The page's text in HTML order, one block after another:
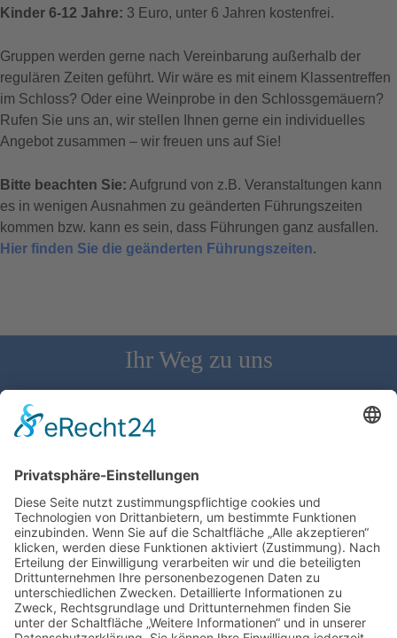
Kinder 6-12 Jahre: 3 Euro, unter 6 Jahren kostenfrei.
Gruppen werden gerne nach Vereinbarung außerhalb der
regulären Zeiten geführt. Wir wäre es mit einem Klassentreffen
im Schloss? Oder eine Weinprobe in den Schlossgemäuern?
Rufen Sie uns an, wir stellen Ihnen gerne ein individuelles
Angebot zusammen – wir freuen uns auf Sie!
Bitte beachten Sie: Aufgrund von z.B. Veranstaltungen kann
es in wenigen Ausnahmen zu geänderten Führungszeiten
kommen bzw. kann es sein, dass Führungen ganz ausfallen.
Hier finden Sie die geänderten Führungszeiten.
Ihr Weg zu uns
Schloss Bürgeln, 79418 Schliengen | Telefon: 07626/237 | E-
Mail: direktion@schlossbuergeln.de
Wir benötigen Ihre Zustimmung, um den
Google Maps-Service zu laden!
Wir verwenden einen Service eines
Drittanbieters, um Karteninhalte einzubetten.
Dieser Service kann Daten zu Ihren Aktivitäten
sammeln. Bitte lesen Sie die Details durch und
stimmen Sie der Nutzung des Service zu, um